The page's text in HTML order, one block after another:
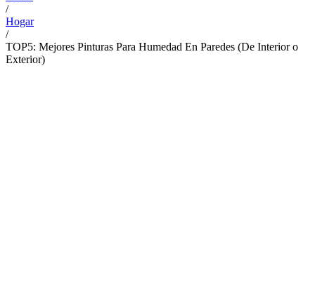
/
Hogar
/
TOP5: Mejores Pinturas Para Humedad En Paredes (De Interior o
Exterior)